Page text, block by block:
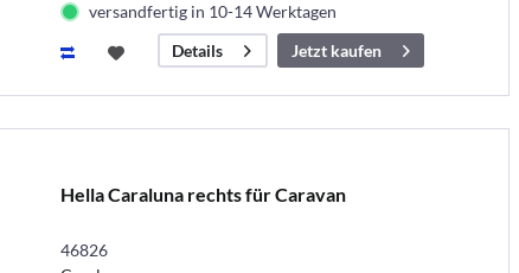
versandfertig in 10-14 Werktagen
Details
Jetzt kaufen
Hella Caraluna rechts für Caravan
46826